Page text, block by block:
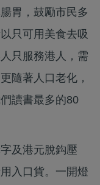
胃，鼓勵市民多
只可用美食去吸
只服務港人，需
隨著人口老化，
讀書最多的80
及港元脫鈎壓
入口貨。一開燈